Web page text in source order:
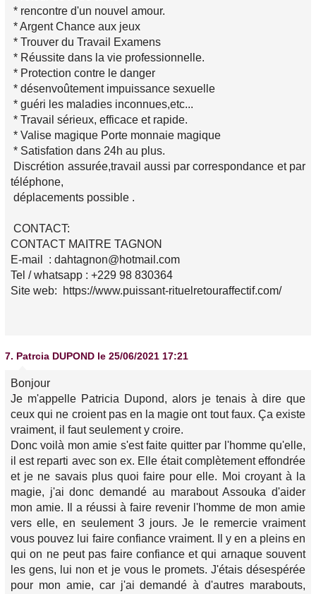
* rencontre d'un nouvel amour.
* Argent Chance aux jeux
* Trouver du Travail Examens
* Réussite dans la vie professionnelle.
* Protection contre le danger
* désenvoûtement impuissance sexuelle
* guéri les maladies inconnues,etc...
* Travail sérieux, efficace et rapide.
* Valise magique Porte monnaie magique
* Satisfation dans 24h au plus.
Discrétion assurée,travail aussi par correspondance et par
téléphone,
déplacements possible .
CONTACT:
CONTACT MAITRE TAGNON
E-mail : dahtagnon@hotmail.com
Tel / whatsapp : +229 98 830364
Site web: https://www.puissant-rituelretouraffectif.com/
7. Patrcia DUPOND le 25/06/2021 17:21
Bonjour
Je m'appelle Patricia Dupond, alors je tenais à dire que
ceux qui ne croient pas en la magie ont tout faux. Ça existe
vraiment, il faut seulement y croire.
Donc voilà mon amie s'est faite quitter par l'homme qu'elle,
il est reparti avec son ex. Elle était complètement effondrée
et je ne savais plus quoi faire pour elle. Moi croyant à la
magie, j'ai donc demandé au marabout Assouka d'aider
mon amie. Il a réussi à faire revenir l'homme de mon amie
vers elle, en seulement 3 jours. Je le remercie vraiment
vous pouvez lui faire confiance vraiment. Il y en a pleins en
qui on ne peut pas faire confiance et qui arnaque souvent
les gens, lui non et je vous le promets. J'étais désespérée
pour mon amie, car j'ai demandé à d'autres marabouts,